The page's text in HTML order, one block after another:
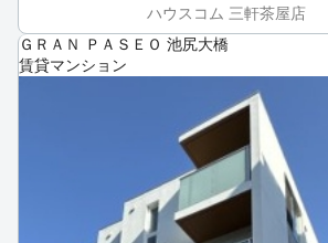
ハウスコム 三軒茶屋店
ＧＲＡＮ ＰＡＳＥＯ 池尻大橋
賃貸マンション